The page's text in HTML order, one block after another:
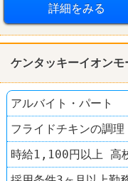
詳細をみる
ケンタッキーイオンモ
アルバイト・パート
フライドチキンの調理
時給1,100円以上 高